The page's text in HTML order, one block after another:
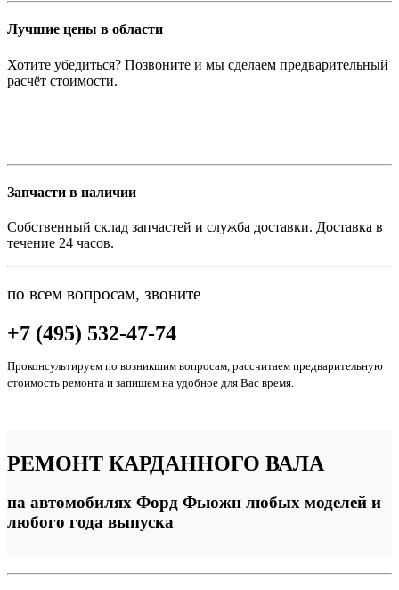
Лучшие цены в области
Хотите убедиться? Позвоните и мы сделаем предварительный
расчёт стоимости.
Запчасти в наличии
Собственный склад запчастей и служба доставки. Доставка в
течение 24 часов.
по всем вопросам, звоните
+7 (495) 532-47-74
Проконсультируем по возникшим вопросам, рассчитаем предварительную
стоимость ремонта и запишем на удобное для Вас время.
РЕМОНТ КАРДАННОГО ВАЛА
на автомобилях Форд Фьюжн любых моделей и
любого года выпуска